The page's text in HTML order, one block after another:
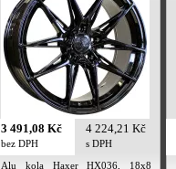
3 491,08 Kč
bez DPH
4 224,21 Kč
s DPH
Alu kola Haxer HX036, 18x8